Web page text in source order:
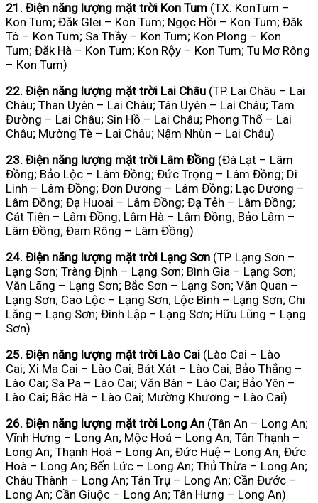
21. Điện năng lượng mặt trời Kon Tum (TX. KonTum –
Kon Tum; Đăk Glei – Kon Tum; Ngọc Hồi – Kon Tum; Đăk
Tô – Kon Tum; Sa Thầy – Kon Tum; Kon Plong – Kon
Tum; Đăk Hà – Kon Tum; Kon Rộy – Kon Tum; Tu Mơ Rông
– Kon Tum)
22. Điện năng lượng mặt trời Lai Châu (TP. Lai Châu – Lai
Châu; Than Uyên – Lai Châu; Tân Uyên – Lai Châu; Tam
Đường – Lai Châu; Sin Hồ – Lai Châu; Phong Thổ – Lai
Châu; Mường Tè – Lai Châu; Nậm Nhùn – Lai Châu)
23. Điện năng lượng mặt trời Lâm Đồng (Đà Lạt – Lâm
Đồng; Bảo Lộc – Lâm Đồng; Đức Trọng – Lâm Đồng; Di
Linh – Lâm Đồng; Đơn Dương – Lâm Đồng; Lạc Dương –
Lâm Đồng; Đạ Huoai – Lâm Đồng; Đạ Tẻh – Lâm Đồng;
Cát Tiên – Lâm Đồng; Lâm Hà – Lâm Đồng; Bảo Lâm –
Lâm Đồng; Đam Rông – Lâm Đồng)
24. Điện năng lượng mặt trời Lạng Sơn (TP. Lạng Sơn –
Lạng Sơn; Tràng Định – Lạng Sơn; Bình Gia – Lạng Sơn;
Văn Lãng – Lạng Sơn; Bắc Sơn – Lạng Sơn; Văn Quan –
Lạng Sơn; Cao Lộc – Lạng Sơn; Lộc Bình – Lạng Sơn; Chi
Lăng – Lạng Sơn; Đình Lập – Lạng Sơn; Hữu Lũng – Lạng
Sơn)
25. Điện năng lượng mặt trời Lào Cai (Lào Cai – Lào
Cai; Xi Ma Cai – Lào Cai; Bát Xát – Lào Cai; Bảo Thắng –
Lào Cai; Sa Pa – Lào Cai; Văn Bàn – Lào Cai; Bảo Yên –
Lào Cai; Bắc Hà – Lào Cai; Mường Khương – Lào Cai)
26. Điện năng lượng mặt trời Long An (Tân An – Long An;
Vĩnh Hưng – Long An; Mộc Hoá – Long An; Tân Thạnh –
Long An; Thạnh Hoá – Long An; Đức Huệ – Long An; Đức
Hoà – Long An; Bến Lức – Long An; Thủ Thừa – Long An;
Châu Thành – Long An; Tân Trụ – Long An; Cần Đước –
Long An; Cần Giuộc – Long An; Tân Hưng – Long An)